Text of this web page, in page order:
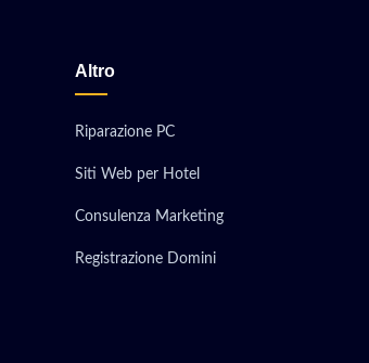
Altro
Riparazione PC
Siti Web per Hotel
Consulenza Marketing
Registrazione Domini